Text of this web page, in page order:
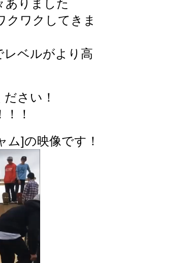
ありました
クワクしてきま
レベルがより高
さい！
！
ム]の映像です！